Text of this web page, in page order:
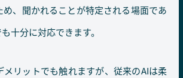
、聞かれることが特定される場面であ
十分に対応できます。
メリットでも触れますが、従来のAIは柔